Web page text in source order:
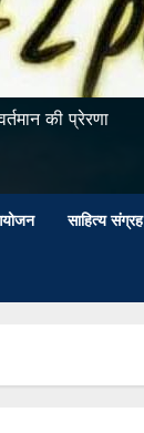
की प्रेरणा
साहित्य संग्रह